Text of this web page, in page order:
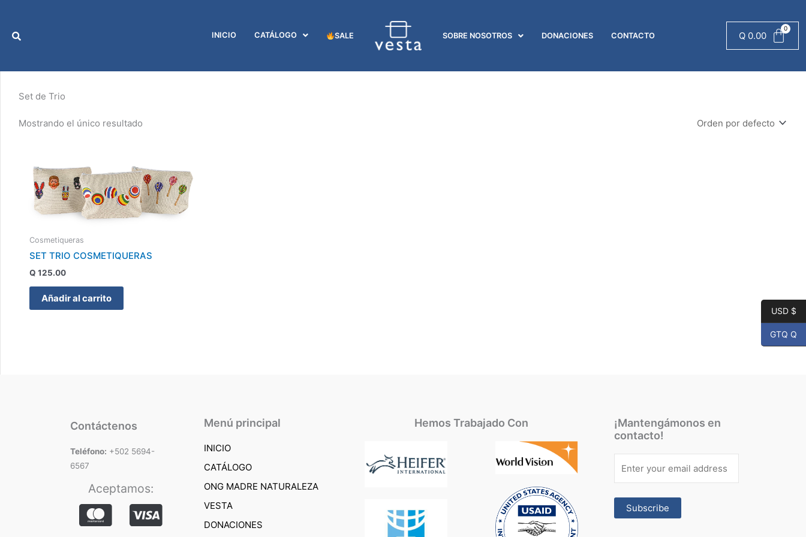
contenido
INICIO CATÁLOGO SALE SOBRE NOSOTROS DONACIONES CONTACTO Q0.00
Set de Trio
Mostrando el único resultado
Cosmetiqueras
SET TRIO COSMETIQUERAS
Q 125.00
Añadir al carrito
Contáctenos
Teléfono: +502 5694-
6567
Aceptamos:
Menú principal
INICIO
CATÁLOGO
ONG MADRE NATURALEZA
VESTA
DONACIONES
Hemos Trabajado Con
¡Mantengámonos en
contacto!
USD $
GTQ Q